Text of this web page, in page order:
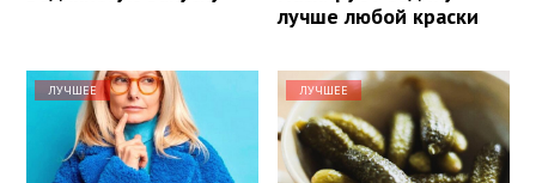
лучше любой краски
ЛУЧШЕЕ ЛУЧШЕЕ